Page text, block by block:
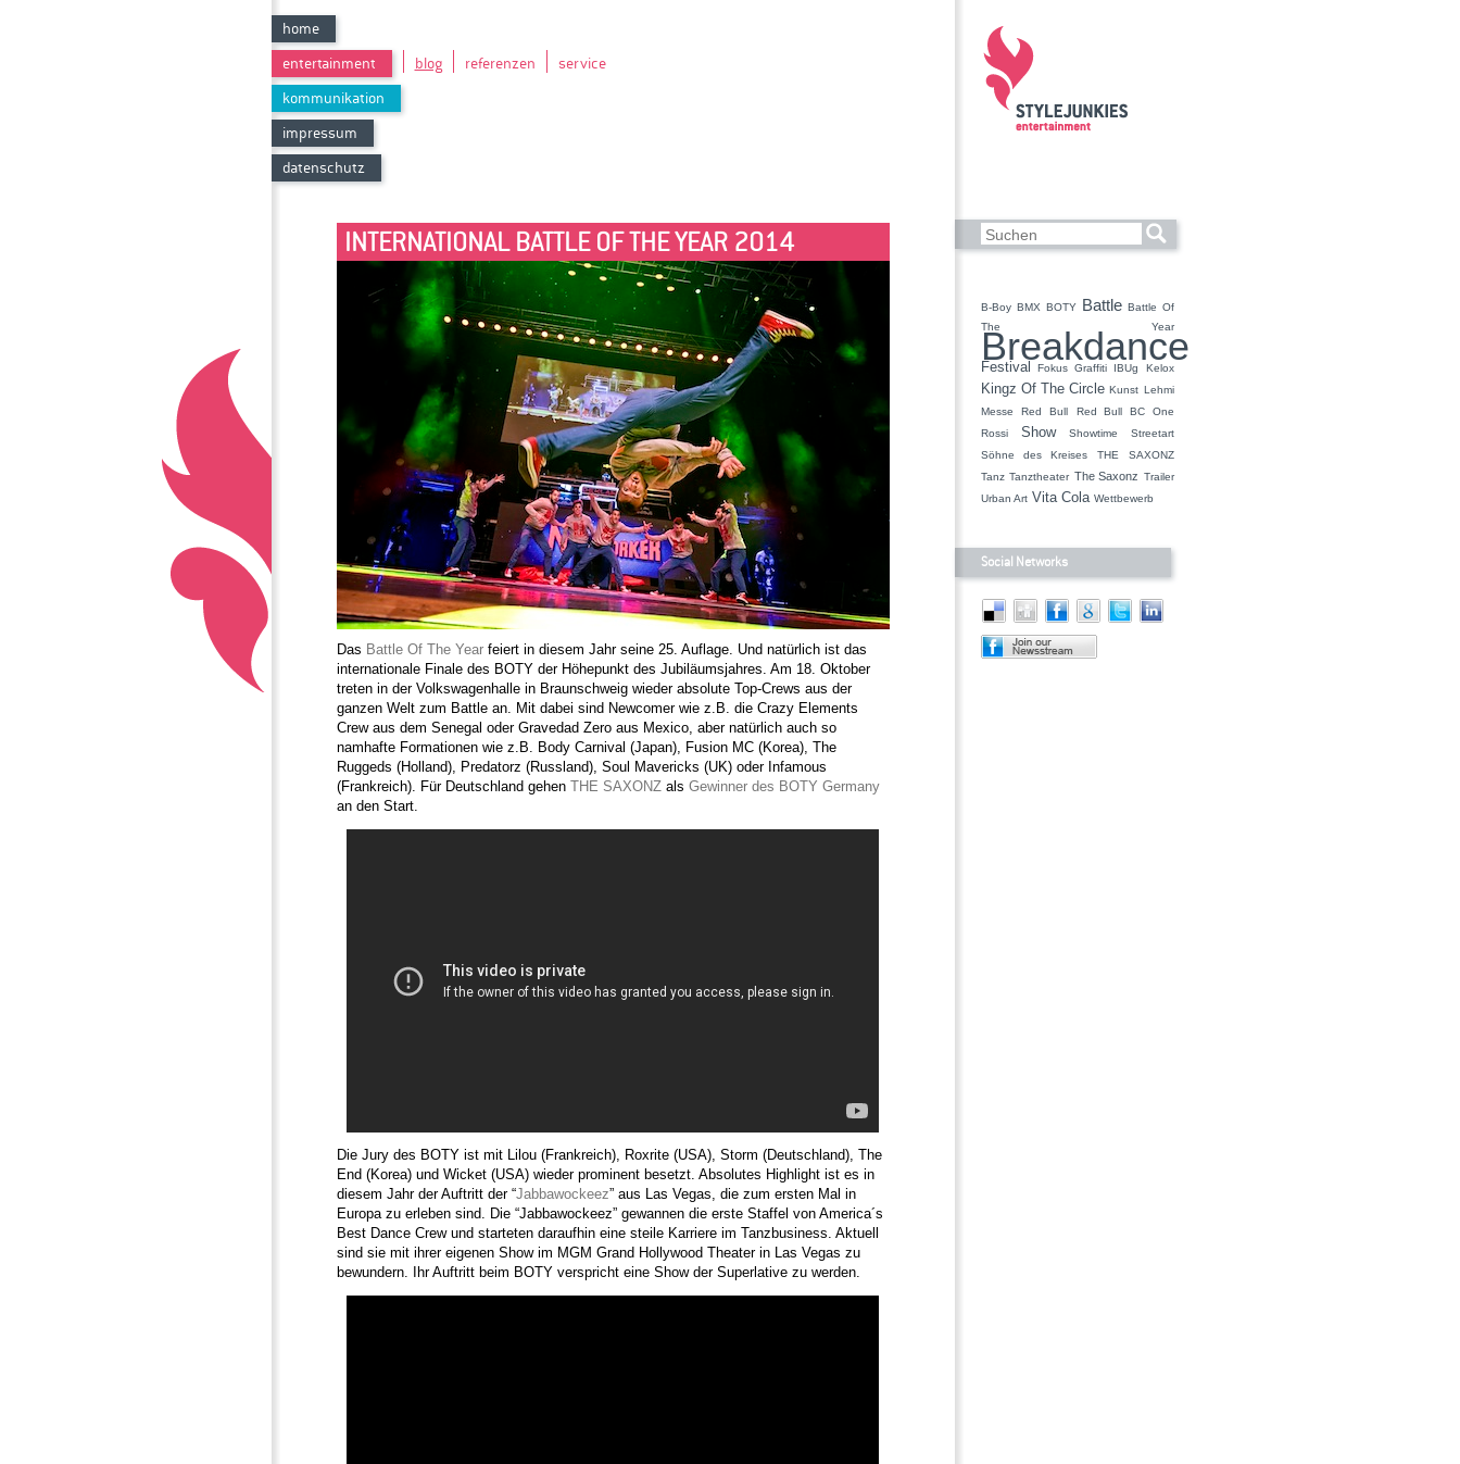
home
entertainment
blog referenzen
service
kommunikation
impressum
datenschutz
INTERNATIONAL BATTLE OF THE YEAR 2014
Das Battle Of The Yearfeiert in diesem Jahr seine 25. Auflage. Und natürlich ist das
internationale Finale des BOTY der Höhepunkt des Jubiläumsjahres. Am 18. Oktober
treten in der Volkswagenhalle in Braunschweig wieder absolute Top-Crews aus der
ganzen Welt zum Battle an. Mit dabei sind Newcomer wie z.B. die Crazy Elements
Crew aus dem Senegal oder Gravedad Zero aus Mexico, aber natürlich auch so
namhafte Formationen wie z.B. Body Carnival (Japan), Fusion MC (Korea), The
Ruggeds (Holland), Predatorz (Russland), Soul Mavericks (UK) oder Infamous
(Frankreich). Für Deutschland gehen THE SAXONZals Gewinner des BOTY Germany
an den Start.
Die Jury des BOTY ist mit Lilou (Frankreich), Roxrite (USA), Storm (Deutschland), The
End (Korea) und Wicket (USA) wieder prominent besetzt. Absolutes Highlight ist es in
diesem Jahr der Auftritt der “Jabbawockeez” aus Las Vegas, die zum ersten Mal in
Europa zu erleben sind. Die “Jabbawockeez” gewannen die erste Staffel von America´s
Best Dance Crew und starteten daraufhin eine steile Karriere im Tanzbusiness. Aktuell
sind sie mit ihrer eigenen Show im MGM Grand Hollywood Theater in Las Vegas zu
bewundern. Ihr Auftritt beim BOTY verspricht eine Show der Superlative zu werden.
B-Boy BMX BOTY Battle Battle Of
The Year
Breakdance
Festival Fokus Graffiti IBUg Kelox
Kingz Of The Circle Kunst Lehmi
Messe
Red Bull
Red Bull BC One
Rossi
Show Showtime
Streetart
Söhne des Kreises
THE SAXONZ
Tanz Tanztheater The Saxonz Trailer
Urban Art Vita Cola Wettbewerb
Social Networks